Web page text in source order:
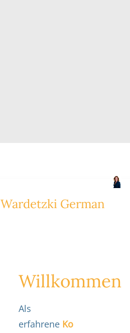
Wardetzki German
Willkommen
Als
erfahrene Ko